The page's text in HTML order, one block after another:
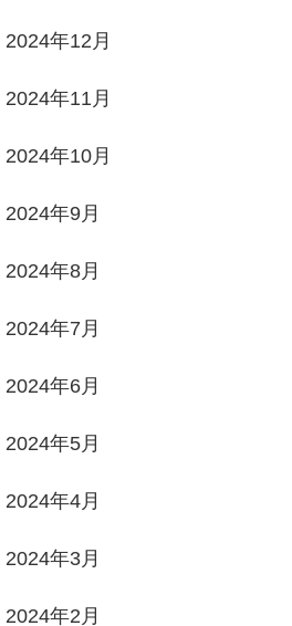
2024年12月
2024年11月
2024年10月
2024年9月
2024年8月
2024年7月
2024年6月
2024年5月
2024年4月
2024年3月
2024年2月